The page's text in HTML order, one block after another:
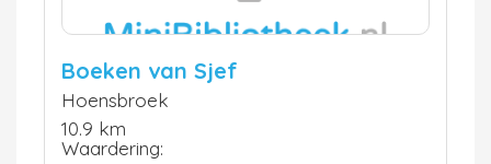
Boeken van Sjef
Hoensbroek
10.9 km
Waardering: